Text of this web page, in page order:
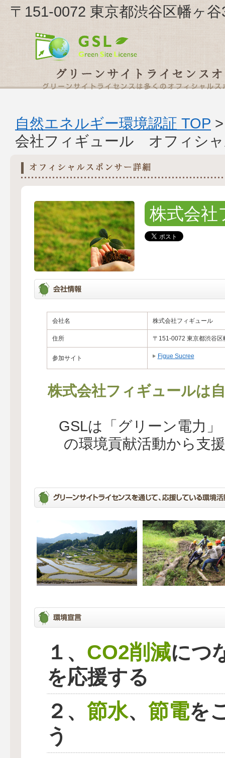
〒151-0072 東京都渋谷区幡ヶ
自然エネルギー環境認証 TOP
会社フィギュール オフィシ
株式会社
会社名 株式会社フィギュール
住所 〒151-0072 東京都渋谷区
参加サイト Figue Sucree
株式会社フィギュールは
GSLは「グリーン電力
の環境貢献活動から支
１、 CO2削減につ
を応援する
２、 節水、 節電を
う